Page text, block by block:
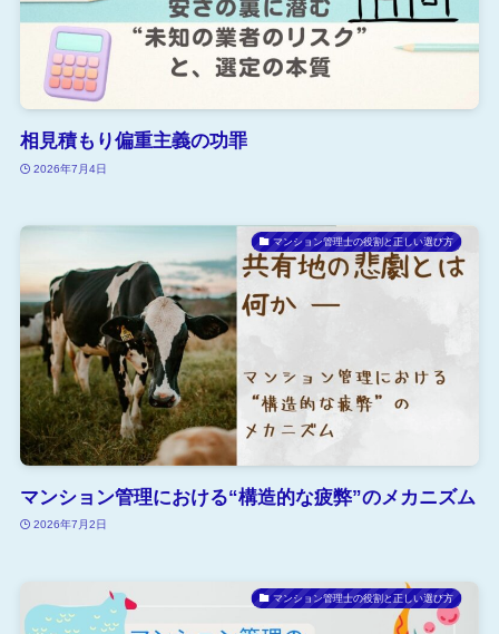
相見積もり偏重主義の功罪
2026年7月4日
マンション管理士の役割と正しい選び方
マンション管理における“構造的な疲弊”のメカニズム
2026年7月2日
マンション管理士の役割と正しい選び方